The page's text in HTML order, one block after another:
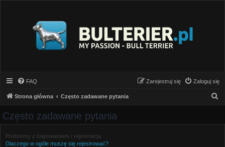
FAQ Zaloguj się
Zarejestruj się
Strona główna Często zadawane pytania
Często zadawane pytania
Problemy z logowaniem i rejestracją
Dlaczego w ogóle muszę się rejestrować?